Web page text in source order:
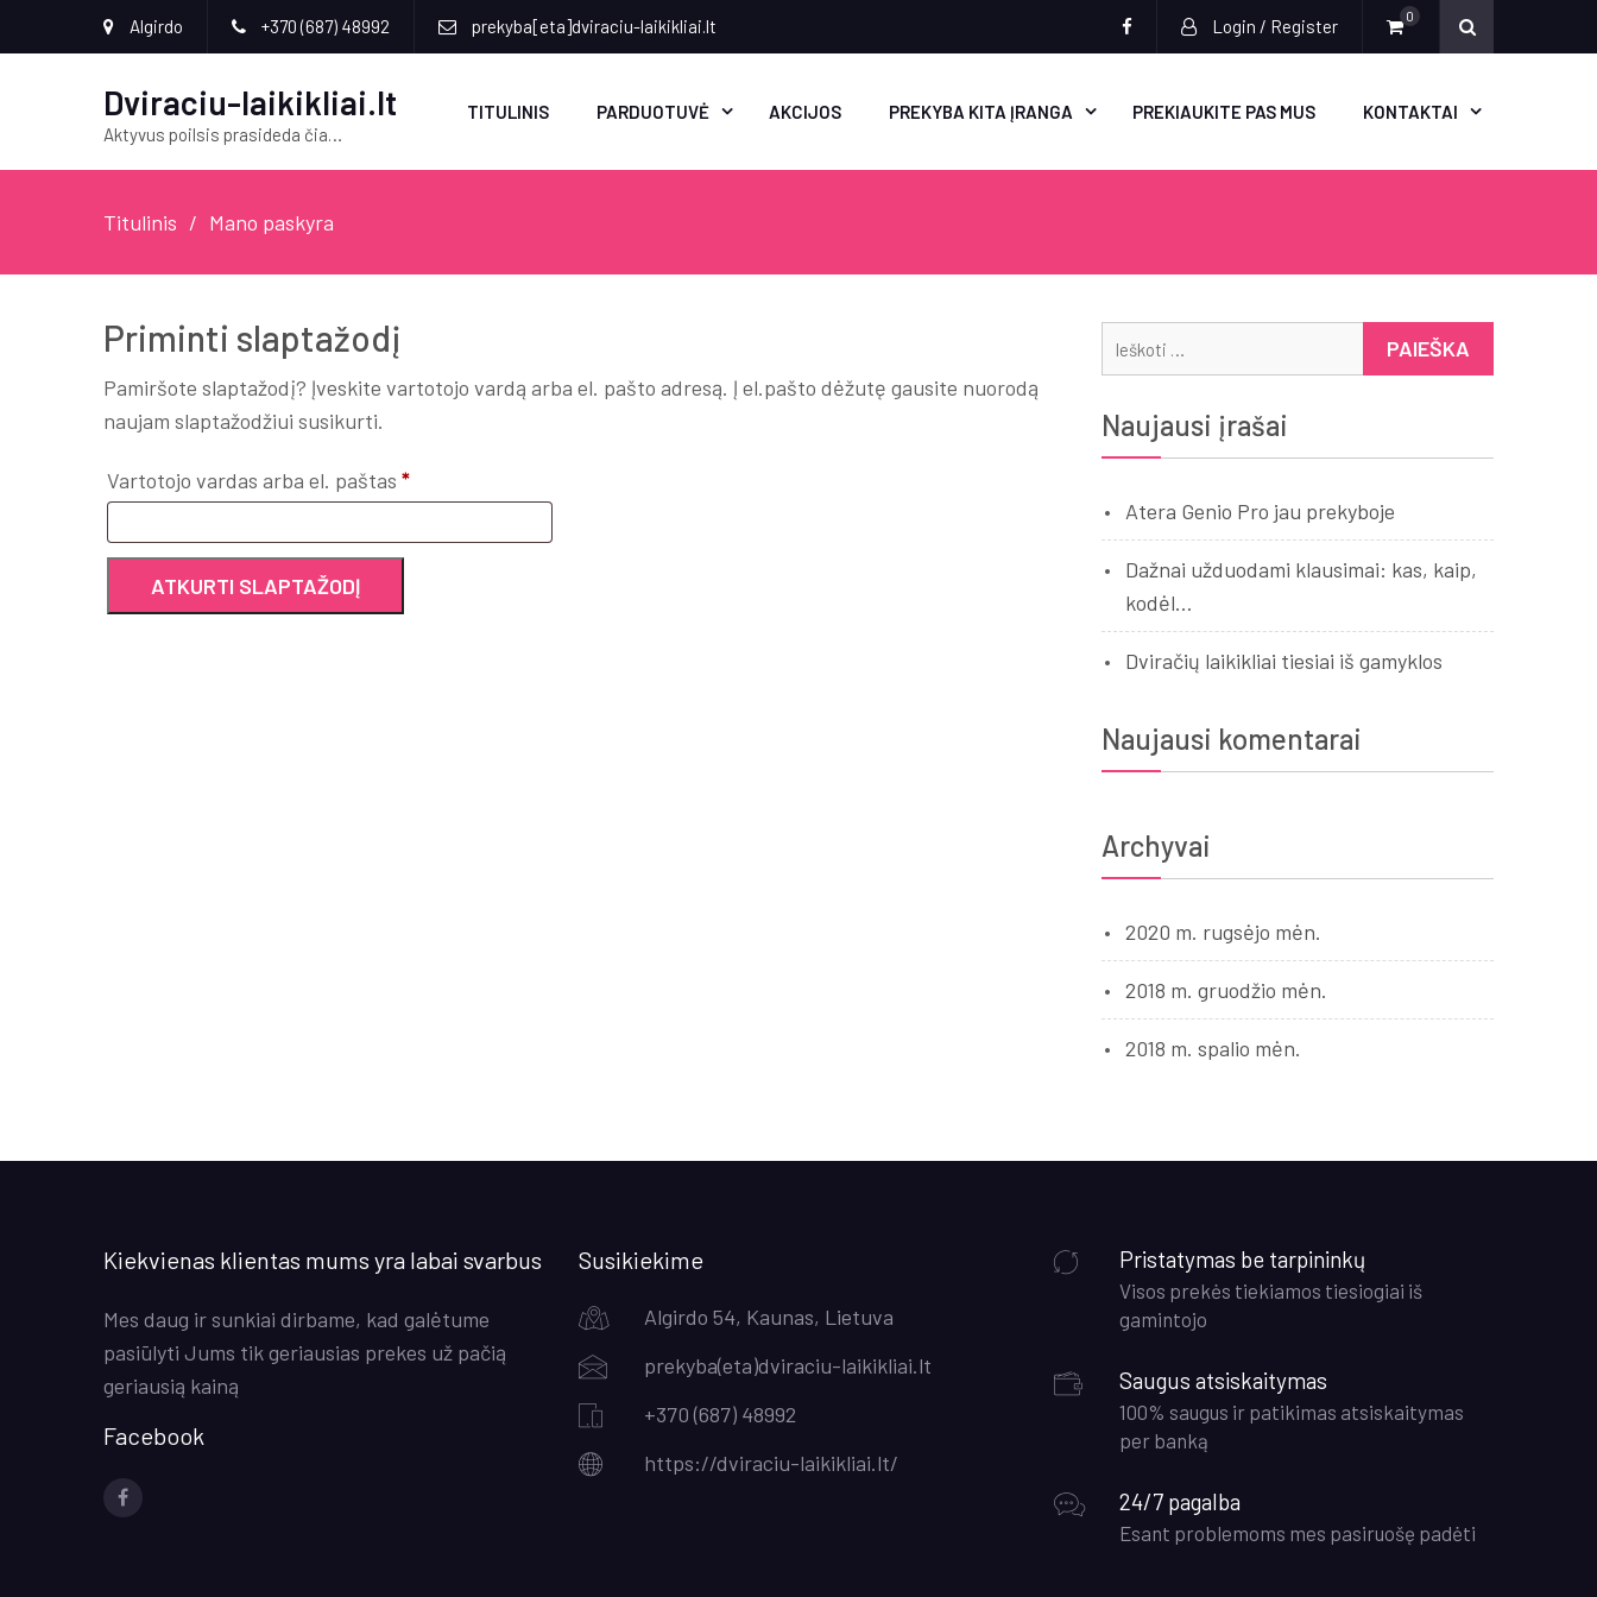
Algirdo +370 (687) 48992 prekyba[eta]dviraciu-laikikliai.lt Login / Register 0
Dviraciu-laikikliai.lt
Aktyvus poilsis prasideda čia…
TITULINIS PARDUOTUVĖ AKCIJOS PREKYBA KITA ĮRANGA PREKIAUKITE PAS MUS KONTAKTAI
Titulinis Mano paskyra
Priminti slaptažodį
Pamiršote slaptažodį? Įveskite vartotojo vardą arba el. pašto adresą. Į el.pašto dėžutę gausite nuorodą
naujam slaptažodžiui susikurti.
Vartotojo vardas arba el. paštas *Privalomas
ATKURTI SLAPTAŽODĮ
Naujausi įrašai
Atera Genio Pro jau prekyboje
Dažnai užduodami klausimai: kas, kaip,
kodėl…
Dviračių laikikliai tiesiai iš gamyklos
Naujausi komentarai
Archyvai
2020 m. rugsėjo mėn.
2018 m. gruodžio mėn.
2018 m. spalio mėn.
Kiekvienas klientas mums yra labai svarbus
Mes daug ir sunkiai dirbame, kad galėtume
pasiūlyti Jums tik geriausias prekes už pačią
geriausią kainą
Facebook
Susikiekime
Algirdo 54, Kaunas, Lietuva
prekyba(eta)dviraciu-laikikliai.lt
+370 (687) 48992
https://dviraciu-laikikliai.lt/
Pristatymas be tarpininkų
Visos prekės tiekiamos tiesiogiai iš
gamintojo
Saugus atsiskaitymas
100% saugus ir patikimas atsiskaitymas
per banką
24/7 pagalba
Esant problemoms mes pasiruošę padėti